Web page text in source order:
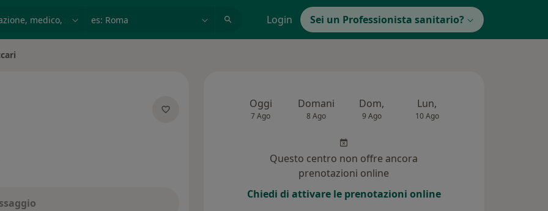
Login Sei un Professionista sanitario?
Oggi
7 Ago
Domani
8 Ago
Dom,
9 Ago
Lun,
10 Ago
Questo centro non offre ancora
prenotazioni online
Chiedi di attivare le prenotazioni online